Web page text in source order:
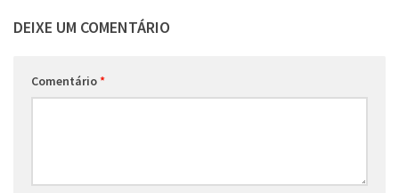
DEIXE UM COMENTÁRIO
Comentário*